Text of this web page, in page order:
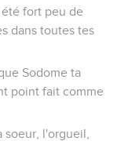
fort peu de
dans toutes tes
Sodome ta
point fait comme
l'orgueil,